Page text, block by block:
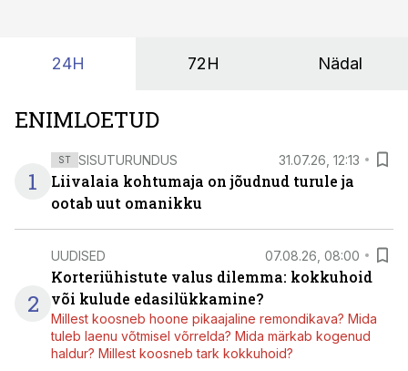
24H 72H Nädal
ENIMLOETUD
1
ST SISUTURUNDUS 31.07.26, 12:13
Liivalaia kohtumaja on jõudnud turule ja
ootab uut omanikku
2
UUDISED 07.08.26, 08:00
Korteriühistute valus dilemma: kokkuhoid
või kulude edasilükkamine?
Millest koosneb hoone pikaajaline remondikava? Mida
tuleb laenu võtmisel võrrelda? Mida märkab kogenud
haldur? Millest koosneb tark kokkuhoid?